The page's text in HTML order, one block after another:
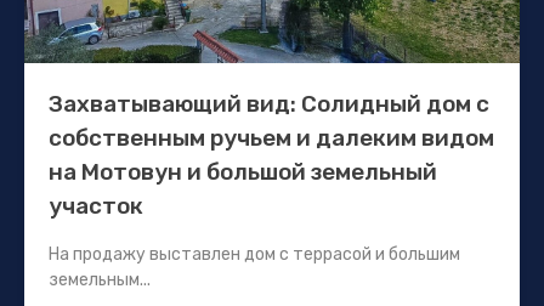
Захватывающий вид: Солидный дом с
собственным ручьем и далеким видом
на Мотовун и большой земельный
участок
На продажу выставлен дом с террасой и большим
земельным...